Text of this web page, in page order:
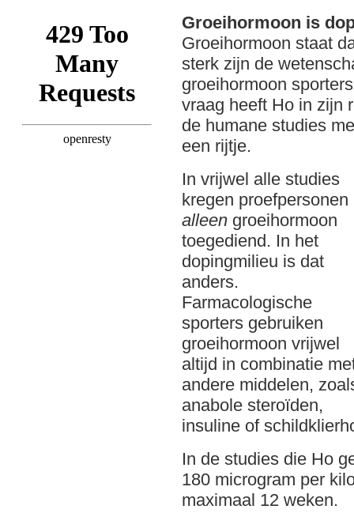
Groeihormoon is
Groeihormoon staat
sterk zijn de
groeihormoon
vraag heeft Ho in zijn
de humane studies
een rijtje.
In vrijwel alle studies
kregen proefpersonen
alleen groeihormoon
toegediend. In het
dopingmilieu is dat
anders.
Farmacologische
sporters gebruiken
groeihormoon vrijwel
altijd in combinatie
andere middelen,
anabole steroïden,
insuline of
In de studies die Ho
180 microgram per
maximaal 12 weken.